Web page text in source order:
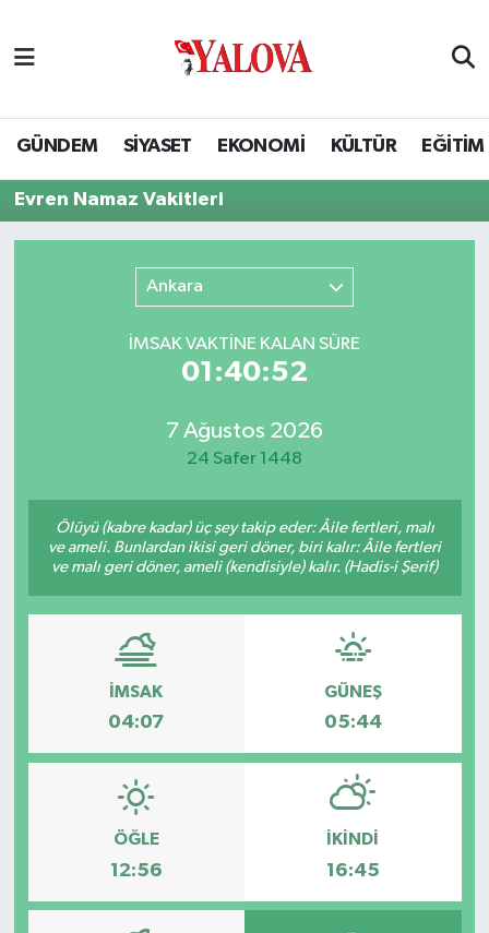
GÜNDEM SİYASET EKONOMİ KÜLTÜR EĞİTİM
Evren Namaz Vakitleri
Ankara
İMSAK VAKTİNE KALAN SÜRE
01:40:52
7 Ağustos 2026
24 Safer 1448
Ölüyü (kabre kadar) üç şey takip eder: Âile fertleri, malı
ve ameli. Bunlardan ikisi geri döner, biri kalır: Âile fertleri
ve malı geri döner, ameli (kendisiyle) kalır. (Hadis-i Şerif)
İMSAK
04:07
GÜNEŞ
05:44
ÖĞLE
12:56
İKINDI
16:45
SİYASET
EKONOMİ
BİLİM VE TEKNOLOJİ
SPOR
İLÇELERİMİZ
RESMİ İLAN
Yalova Nöbetçi Eczaneler
Yalova Hava Durumu
Yalova Namaz Vakitleri
Puan Durumu ve Fikstür
Tüm Manşetler